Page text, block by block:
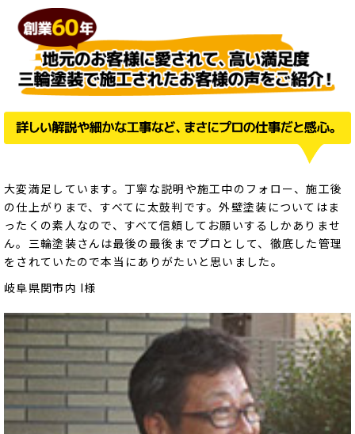
大変満足しています。丁寧な説明や施工中のフォロー、施工後
の仕上がりまで、すべてに太鼓判です。外壁塗装についてはま
ったくの素人なので、すべて信頼してお願いするしかありませ
ん。三輪塗装さんは最後の最後までプロとして、徹底した管理
をされていたので本当にありがたいと思いました。
岐阜県関市内 I様